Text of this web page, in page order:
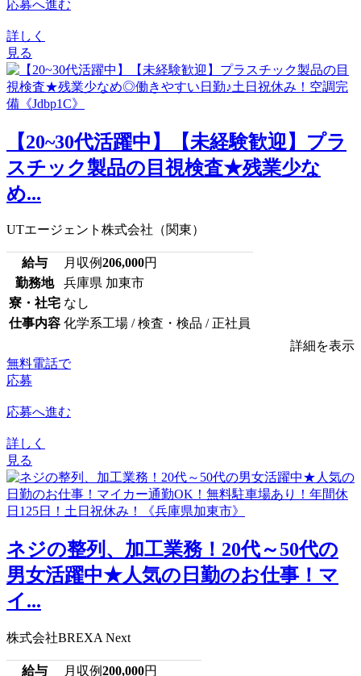
応募へ進む
詳しく
見る
【20~30代活躍中】【未経験歓迎】プラ
スチック製品の目視検査★残業少な
め...
UTエージェント株式会社（関東）
給与 月収例206,000円
勤務地
兵庫県 加東市
寮・社宅 なし
仕事内容 化学系工場 / 検査・検品 / 正社員
詳細を表示
無料電話で
応募
応募へ進む
詳しく
見る
ネジの整列、加工業務！20代～50代の
男女活躍中★人気の日勤のお仕事！マ
イ...
株式会社BREXA Next
給与 月収例200,000円